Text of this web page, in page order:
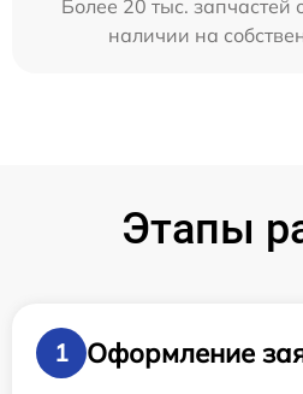
Более 20 тыс. запчастей
наличии на
Этапы
1
Оформление